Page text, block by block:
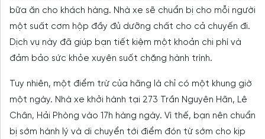
bữa ăn cho khách hàng. Nhà xe sẽ chuẩn bị cho mỗi người
một suất cơm hộp đầy đủ dưỡng chất cho cả chuyến đi.
Dịch vụ này đã giúp bạn tiết kiệm một khoản chi phí và
đảm bảo sức khỏe xuyên suốt chặng hành trình.
Tuy nhiên, một điểm trừ của hãng là chỉ có một khung giờ
một ngày. Nhà xe khởi hành tại 273 Trần Nguyên Hãn, Lê
Chân, Hải Phòng vào 17h hàng ngày. Vì thế, bạn nên chuẩn
bị sớm hành lý và di chuyển tới điểm đón từ sớm cho kịp